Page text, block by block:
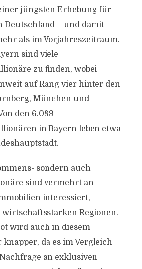
jüngsten Erhebung für
Deutschland – und damit
als im Vorjahreszeitraum.
sind viele
zu finden, wobei
auf Rang vier hinter den
München und
den 6.089
in Bayern leben etwa
sondern auch
sind vermehrt an
interessiert,
wirtschaftsstarken Regionen.
wird auch in diesem
knapper, da es im Vergleich
an exklusiven